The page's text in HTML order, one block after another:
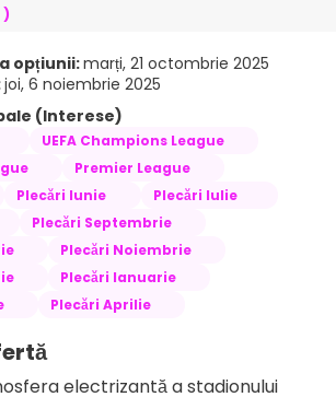
)
opțiunii:marți, 21 octombrie 2025
joi, 6 noiembrie 2025
(Interese)
UEFA Champions League
Premier League
Plecări Iunie
Plecări Iulie
Plecări Septembrie
Plecări Noiembrie
Plecări Ianuarie
Plecări Aprilie